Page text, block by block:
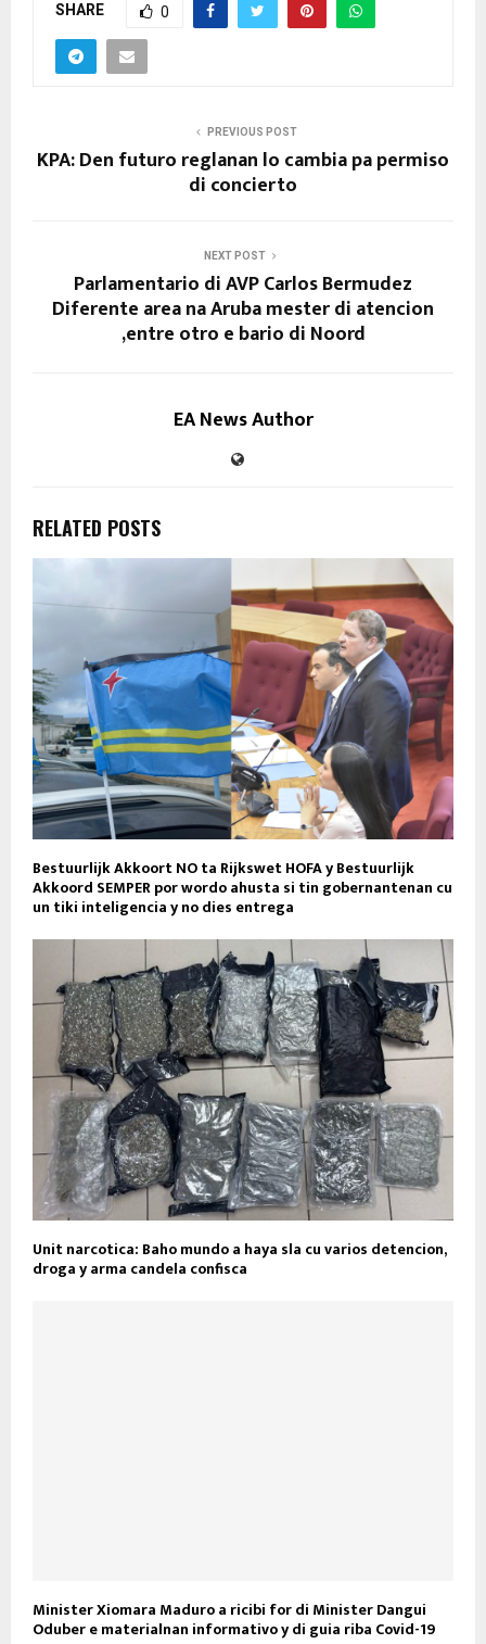
SHARE 0
PREVIOUS POST
KPA: Den futuro reglanan lo cambia pa permiso
di concierto
NEXT POST
Parlamentario di AVP Carlos Bermudez
Diferente area na Aruba mester di atencion
,entre otro e bario di Noord
EA News Author
RELATED POSTS
Bestuurlijk Akkoort NO ta Rijkswet HOFA y Bestuurlijk
Akkoord SEMPER por wordo ahusta si tin gobernantenan cu
un tiki inteligencia y no dies entrega
Unit narcotica: Baho mundo a haya sla cu varios detencion,
droga y arma candela confisca
Minister Xiomara Maduro a ricibi for di Minister Dangui
Oduber e materialnan informativo y di guia riba Covid-19